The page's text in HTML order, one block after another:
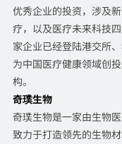
优秀企业的投资，涉及
疗，以及医疗未来科技
家企业已经登陆港交所
为中国医疗健康领域创
构。
奇璞生物
奇璞生物是一家由生物
致力于打造领先的生物